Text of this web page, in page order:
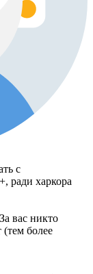
с
ради харкора
вас никто
(тем более